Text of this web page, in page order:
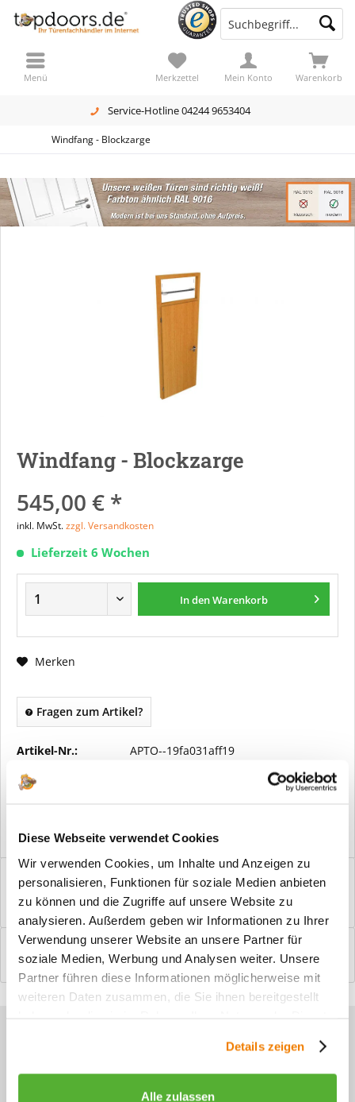
Diese Webseite verwendet Cookies
Wir verwenden Cookies, um Inhalte und Anzeigen zu
personalisieren, Funktionen für soziale Medien anbieten
zu können und die Zugriffe auf unsere Website zu
analysieren. Außerdem geben wir Informationen zu Ihrer
Verwendung unserer Website an unsere Partner für
soziale Medien, Werbung und Analysen weiter. Unsere
Partner führen diese Informationen möglicherweise mit
weiteren Daten zusammen, die Sie ihnen bereitgestellt
Details zeigen
Alle zulassen
Service-Hotline 04244 9653404
Warenkorb
Merkzettel Mein Konto
Menü
Windfang - Blockzarge
Windfang - Blockzarge
545,00 € *
inkl. MwSt.zzgl. Versandkosten
Lieferzeit 6 Wochen
In denWarenkorb
Merken
Fragen zum Artikel?
Artikel-Nr.: APTO--19fa031aff19
Vorteile
Windfangelemente online am Bildschirm konfigurieren und
einbaufertig bestellen. In wenigen...
Bewertungen
0
Bewertungen lesen, schreiben und diskutieren...mehr
Sie haben Fragen zu unseren